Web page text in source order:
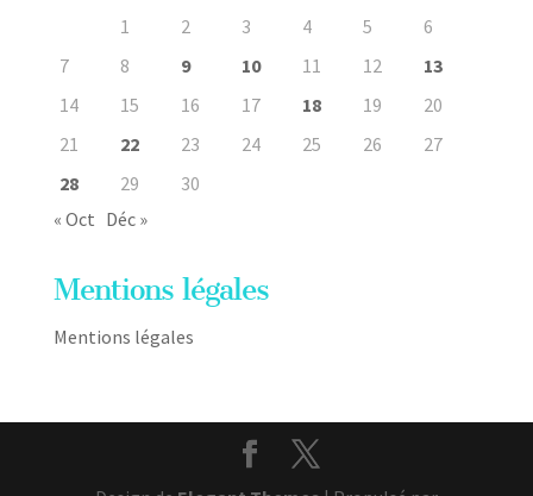
1
2 3 4 5
6
7
8 9 10 11 12
13
14
15 16 17 18 19
20
21
22 23 24 25 26
27
28
29
30
« Oct Déc »
Mentions légales
Mentions légales